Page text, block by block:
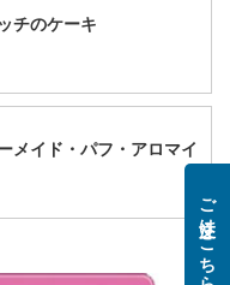
チのケーキ
メイド・パフ・アロマイ
ご注文はこちら